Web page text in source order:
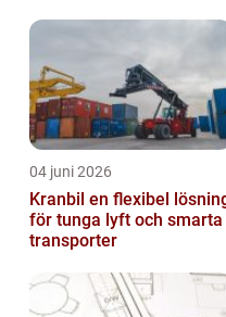
04 juni 2026
Kranbil en flexibel lösning
för tunga lyft och smarta
transporter